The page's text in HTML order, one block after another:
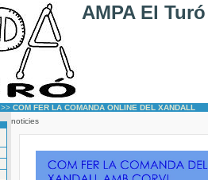
AMPA El Turó
>> COM FER LA COMANDA ONLINE DEL XANDALL
noticies